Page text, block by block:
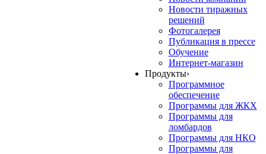
Новости тиражных
решений
Фотогалерея
Публикация в прессе
Обучение
Интернет-магазин
Продукты›
Программное
обеспечение
Программы для ЖКХ
Программы для
ломбардов
Программы для НКО
Программы для